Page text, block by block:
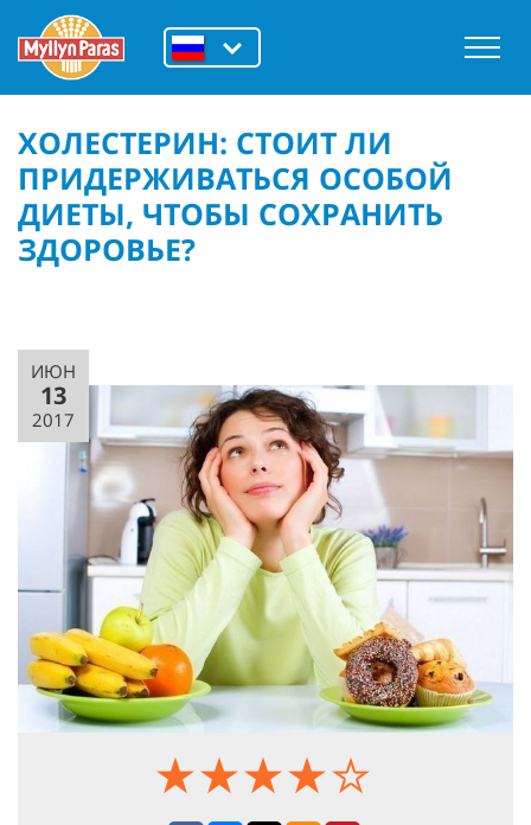
ХОЛЕСТЕРИН: СТОИТ ЛИ
ПРИДЕРЖИВАТЬСЯ ОСОБОЙ
ДИЕТЫ, ЧТОБЫ СОХРАНИТЬ
ЗДОРОВЬЕ?
ИЮН
13
2017